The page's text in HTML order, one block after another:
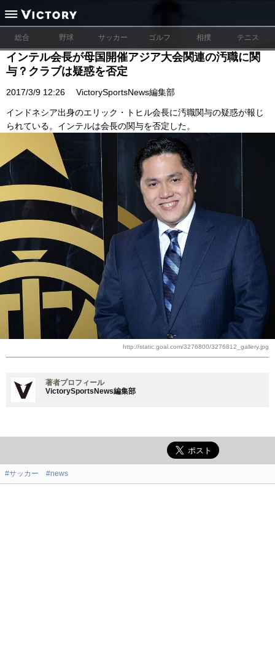
総合 野球 サッカー ゴルフ 相撲 テニス
インテル会長が母国開催アジア大会関連の汚職に関
与？クラブは疑惑を否定
2017/3/9 12:26 VictorySportsNews編集部
インドネシア出身のエリック・トヒル会長に汚職関与の疑惑が報じ
られている。インテルは会長の関与を否定した。
http://static.goal.com/3276800/3276812_gallery.jpg
著者プロフィール
VictorySportsNews編集部
#サッカー #news